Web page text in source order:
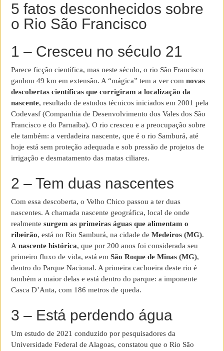
5 fatos desconhecidos sobre
o Rio São Francisco
1 – Cresceu no século 21
Parece ficção científica, mas neste século, o rio São Francisco
ganhou 49 km em extensão. A “mágica” tem a ver comnovas
descobertas científicas que corrigiram a localização da
nascente, resultado de estudos técnicos iniciados em 2001 pela
Codevasf (Companhia de Desenvolvimento dos Vales dos São
Francisco e do Parnaíba). O rio cresceu e a preocupação sobre
ele também: a verdadeira nascente, que é o rio Samburá, até
hoje está sem proteção adequada e sob pressão de projetos de
irrigação e desmatamento das matas ciliares.
2 – Tem duas nascentes
Com essa descoberta, o Velho Chico passou a ter duas
nascentes. A chamada nascente geográfica, local de onde
realmente surgem as primeiras águas que alimentam o
ribeirão, está no Rio Samburá, na cidade deMedeiros (MG).
A nascente histórica, que por 200 anos foi considerada seu
primeiro fluxo de vida, está emSão Roque de Minas (MG),
dentro do Parque Nacional. A primeira cachoeira deste rio é
também a maior delas e está dentro do parque: a imponente
Casca D’Anta, com 186 metros de queda.
3 – Está perdendo água
Um estudo de 2021 conduzido por pesquisadores da
Universidade Federal de Alagoas, constatou que o Rio São